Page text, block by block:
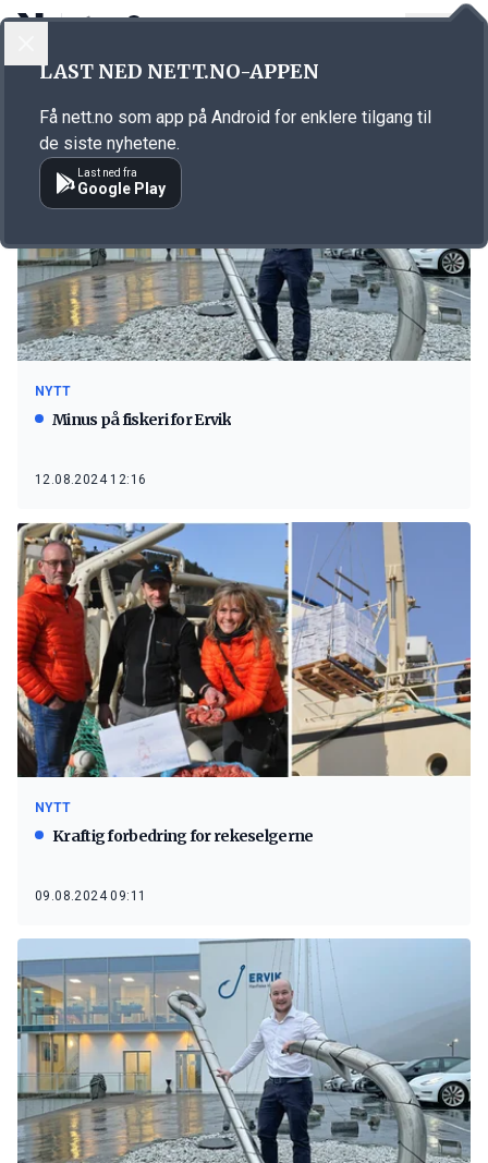
Emne: fiskeri
NYTT
Minus på fiskeri for Ervik
12.08.2024 12:16
NYTT
Kraftig forbedring for rekeselgerne
09.08.2024 09:11
LAST NED NETT.NO-APPEN
Få nett.no som app på Android for enklere tilgang til
de siste nyhetene.
Last ned fra
Google Play